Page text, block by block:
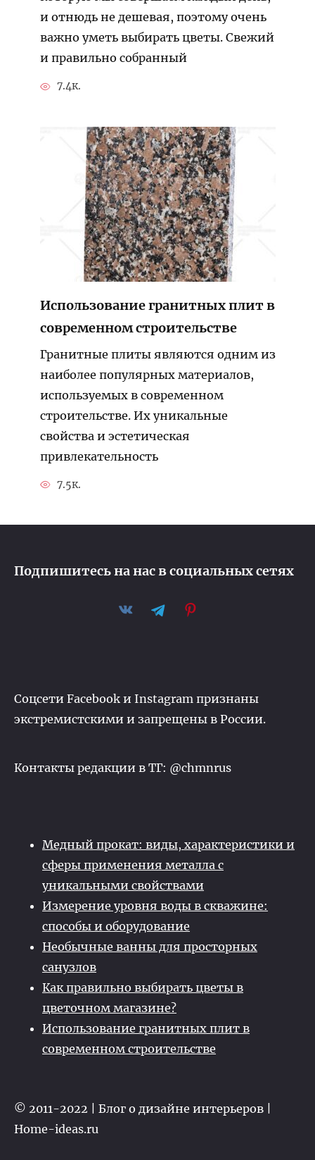
и отнюдь не дешевая, поэтому очень
важно уметь выбирать цветы. Свежий
и правильно собранный
7.4к.
Использование гранитных плит в
современном строительстве
Гранитные плиты являются одним из
наиболее популярных материалов,
используемых в современном
строительстве. Их уникальные
свойства и эстетическая
привлекательность
7.5к.
Подпишитесь на нас в социальных сетях
Соцсети Facebook и Instagram признаны
экстремистскими и запрещены в России.
Контакты редакции в ТГ: @chmnrus
Медный прокат: виды, характеристики и
сферы применения металла с
уникальными свойствами
Измерение уровня воды в скважине:
способы и оборудование
Необычные ванны для просторных
санузлов
Как правильно выбирать цветы в
цветочном магазине?
Использование гранитных плит в
современном строительстве
© 2011-2022 | Блог о дизайне интерьеров |
Home-ideas.ru